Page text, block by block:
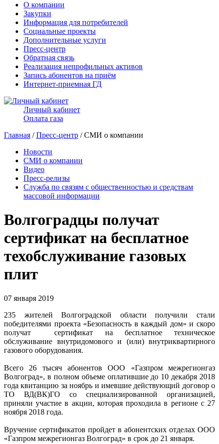
О компании
Закупки
Информация для потребителей
Социальные проекты
Дополнительные услуги
Пресс-центр
Обратная связь
Реализация непрофильных активов
Запись абонентов на приём
Интернет-приемная ГД
Личный кабинет
Оплата газа
Главная /Пресс-центр / СМИ о компании
Новости
СМИ о компании
Видео
Пресс-релизы
Служба по связям с общественностью и средствам
массовой информации
Волгоградцы получат
сертификат на бесплатное
техобслуживание газовых
плит
07 января 2019
235 жителей Волгоградской области получили стали
победителями проекта «Безопасность в каждый дом» и скоро
получат сертификат на бесплатное техническое
обслуживание внутридомового и (или) внутриквартирного
газового оборудования.
Всего 26 тысяч абонентов ООО «Газпром межрегионгаз
Волгоград», в полном объеме оплатившие до 10 декабря 2018
года квитанцию за ноябрь и имевшие действующий договор о
ТО ВД(ВК)ГО со специализированной организацией,
приняли участие в акции, которая проходила в регионе с 27
ноября 2018 года.
Вручение сертификатов пройдет в абонентских отделах ООО
«Газпром межрегионгаз Волгоград» в срок до 21 января.